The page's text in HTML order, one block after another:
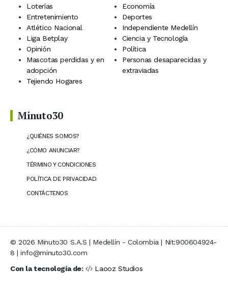
Loterías
Economía
Entretenimiento
Deportes
Atlético Nacional
Independiente Medellín
Liga Betplay
Ciencia y Tecnología
Opinión
Política
Mascotas perdidas y en
adopción
Personas desaparecidas y
extraviadas
Tejiendo Hogares
Minuto30
¿QUIÉNES SOMOS?
¿CÓMO ANUNCIAR?
TÉRMINO Y CONDICIONES
POLÍTICA DE PRIVACIDAD
CONTÁCTENOS
© 2026 Minuto30 S.A.S | Medellín - Colombia | Nit:900604924-
8 | info@minuto30.com
Con la tecnología de:
Laooz Studios